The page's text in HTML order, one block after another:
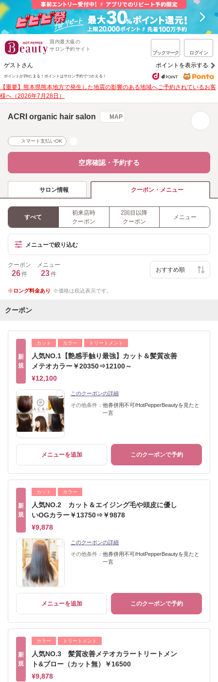
国内最大級の
サロン予約サイト
ブックマーク ログイン
ゲストさん ポイントを表示する
ポイントが1%たまる！ ポイントはサロン予約でつかえる！
【重要】熊本県熊本地方で発生した地震の影響のある地域へご予約されているお客
様へ（2026年7月28日）
ACRI organic hair salon MAP
スマート支払いOK
空席確認・予約する
サロン情報 クーポン・メニュー
すべて
初来店時
クーポン
2回目以降
クーポン
メニュー
メニューで絞り込む
クーポン
26件
メニュー
23件
ロング料金あり 価格は税込表示です。
クーポン
新
規
カット カラー トリートメント
人気NO.1【艶感手触り最強】カット＆髪質改善
メテオカラー￥20350⇒12100～
¥12,100
このクーポンの詳細
その他条件： 他券併用不可/HotPepperBeautyを見たと
一言
メニューを追加 このクーポンで予約
新
規
カット カラー
人気NO.2 カット＆エイジング毛や頭皮に優し
いOGカラー￥13750⇒￥9878
¥9,878
このクーポンの詳細
その他条件： 他券併用不可/HotPepperBeautyを見たと
一言
メニューを追加 このクーポンで予約
新
規
カラー トリートメント
人気NO.3 髪質改善メテオカラートリートメン
ト&ブロー（カット無）￥16500
¥9,878